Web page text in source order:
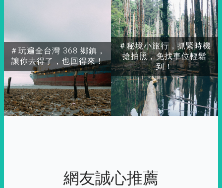
＃玩遍全台灣 368 鄉鎮，
讓你去得了，也回得來！
＃秘境小旅行，抓緊時機
搶拍照，免找車位輕鬆
到！
網友誠心推薦